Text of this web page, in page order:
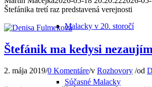
Malacky v 20. storočí
Súčasné Malacky
Štefánika tretí raz predstavená verejnosti
Štefánik ma kedysi
2. mája 2019/0 Komentáre/v Rozhovory /od